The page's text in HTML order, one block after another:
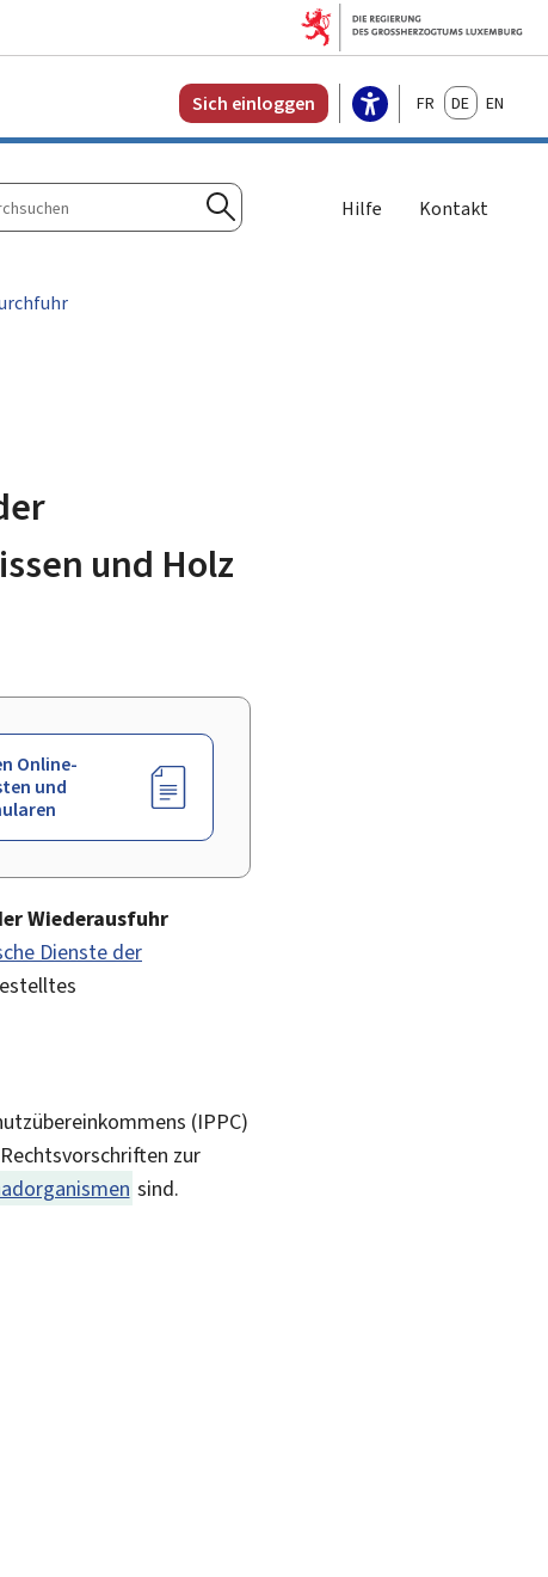
Sich einloggen FrançaisDeutschEnglish
Suchen
Hilfe Kontakt
und Holz
Online-
und
Wiederausfuhr
Dienste der
(IPPC)
zur
sind.